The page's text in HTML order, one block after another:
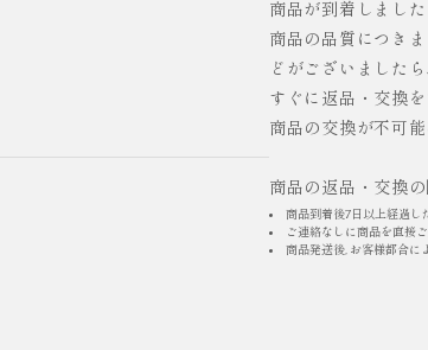
商品が到着しまし
商品の品質につき
どがございました
すぐに返品・交換
商品の交換が不可
商品の返品・交換
商品到着後7日以上経過し
ご連絡なしに商品を直接
商品発送後, お客様都合に